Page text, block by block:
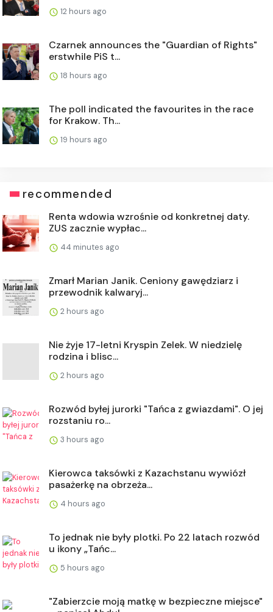
12 hours ago
Czarnek announces the "Guardian of Rights"
erstwhile PiS t...
18 hours ago
The poll indicated the favourites in the race
for Krakow. Th...
19 hours ago
recommended
Renta wdowia wzrośnie od konkretnej daty.
ZUS zacznie wypłac...
44 minutes ago
Zmarł Marian Janik. Ceniony gawędziarz i
przewodnik kalwaryj...
2 hours ago
Nie żyje 17-letni Kryspin Zelek. W niedzielę
rodzina i blisc...
2 hours ago
Rozwód byłej jurorki "Tańca z gwiazdami". O jej
rozstaniu ro...
3 hours ago
Kierowca taksówki z Kazachstanu wywiózł
pasażerkę na obrzeża...
4 hours ago
To jednak nie były plotki. Po 22 latach rozwód
u ikony „Tańc...
5 hours ago
"Zabierzcie moją matkę w bezpieczne miejsce"